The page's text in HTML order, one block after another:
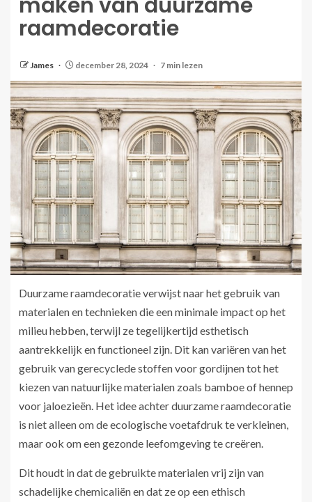
raamdecoratie
James december 28, 2024 7 min lezen
Duurzame raamdecoratie verwijst naar het gebruik van
materialen en technieken die een minimale impact op het
milieu hebben, terwijl ze tegelijkertijd esthetisch
aantrekkelijk en functioneel zijn. Dit kan variëren van het
gebruik van gerecyclede stoffen voor gordijnen tot het
kiezen van natuurlijke materialen zoals bamboe of hennep
voor jaloezieën. Het idee achter duurzame raamdecoratie
is niet alleen om de ecologische voetafdruk te verkleinen,
maar ook om een gezonde leefomgeving te creëren.
Dit houdt in dat de gebruikte materialen vrij zijn van
schadelijke chemicaliën en dat ze op een ethisch